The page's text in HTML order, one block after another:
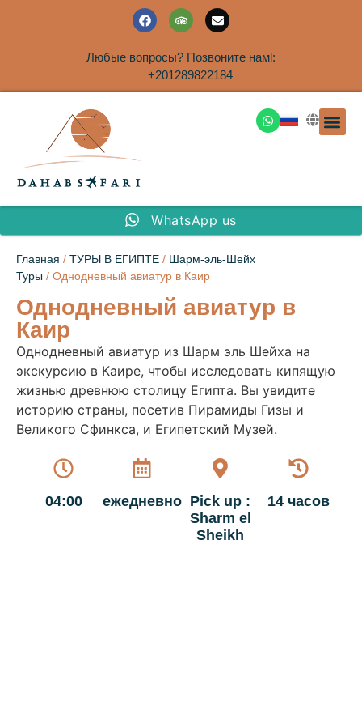
Любые вопросы? Позвоните намl:
+201289822184
WhatsApp us
Главная / ТУРЫ В ЕГИПТЕ / Шарм-эль-Шейх
Туры / Однодневный авиатур в Каир
Однодневный авиатур в
Каир
Однодневный авиатур из Шарм эль Шейха на
экскурсию в Каире, чтобы исследовать кипящую
жизнью древнюю столицу Египта. Вы увидите
историю страны, посетив Пирамиды Гизы и
Великого Сфинкса, и Египетский Музей.
04:00 ежедневно Pick up :
Sharm el
Sheikh
14 часов